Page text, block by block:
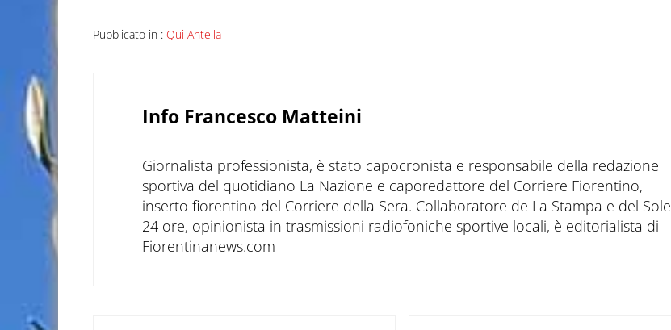
Pubblicato in : Qui Antella
Info Francesco Matteini
Giornalista professionista, è stato capocronista e responsabile della redazione
sportiva del quotidiano La Nazione e caporedattore del Corriere Fiorentino,
inserto fiorentino del Corriere della Sera. Collaboratore de La Stampa e del Sole
24 ore, opinionista in trasmissioni radiofoniche sportive locali, è editorialista di
Fiorentinanews.com